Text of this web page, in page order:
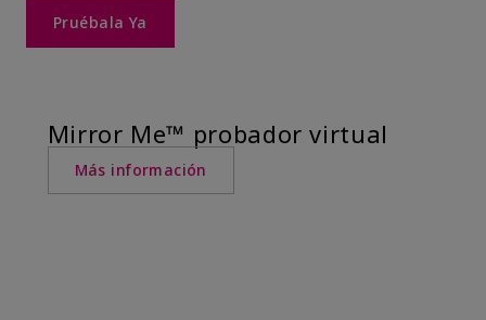
Pruébala Ya
Mirror Me™ probador virtual
Más información